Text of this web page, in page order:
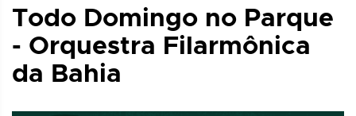
Todo Domingo no Parque
- Orquestra Filarmônica
da Bahia